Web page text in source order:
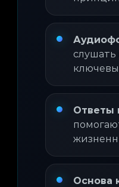
слушать
Ответы
Основа